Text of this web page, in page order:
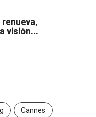
visión...
Cannes